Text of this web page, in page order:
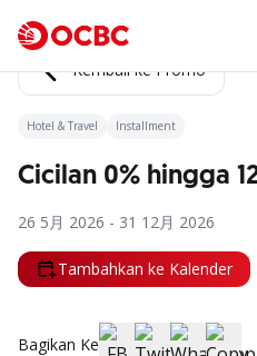
Kembali ke Promo
Hotel & Travel Installment
Cicilan 0% hingga
26 5月 2026 - 31 12月 2026
Tambahkan ke Kalender
Bagikan Ke